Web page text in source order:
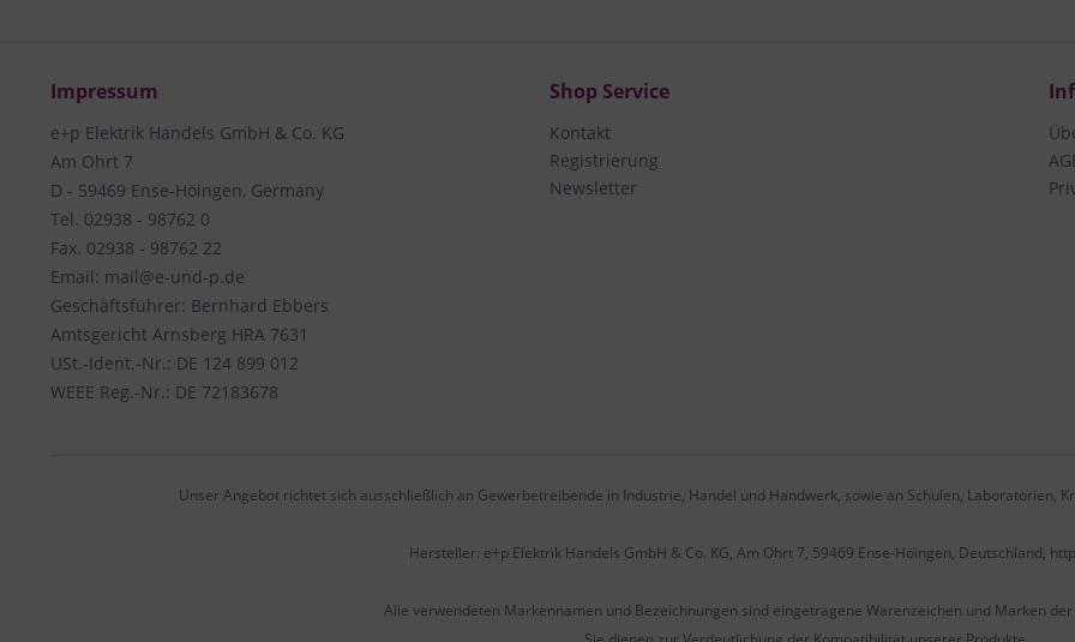
Impressum
e+p Elektrik Handels GmbH & Co. KG
Am Ohrt 7
D - 59469 Ense-Höingen, Germany
Tel. 02938 - 98762 0
Fax. 02938 - 98762 22
Email: mail@e-und-p.de
Geschäftsführer: Bernhard Ebbers
Amtsgericht Arnsberg HRA 7631
USt.-Ident.-Nr.: DE 124 899 012
WEEE Reg.-Nr.: DE 72183678
Shop Service
Kontakt
Registrierung
Newsletter
Unser Angebot richtet sich ausschließlich an Gewerbetreibende in Industrie, Handel und Handwerk, sowie an Schulen, Laboratorien,
Hersteller: e+p Elektrik Handels GmbH & Co. KG, Am Ohrt 7, 59469 Ense-Höingen, Deutschland,
Alle verwendeten Markennamen und Bezeichnungen sind eingetragene Warenzeichen und Marken